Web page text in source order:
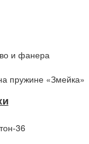
и фанера
пружине «Змейка»
36